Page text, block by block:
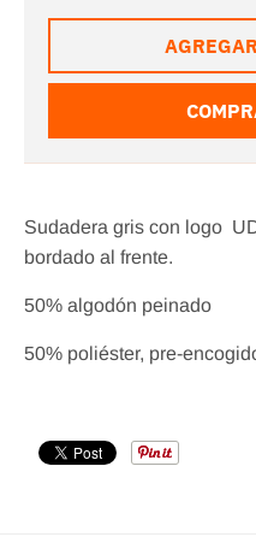
Sudadera gris con logo
bordado al frente.
50% algodón peinado
50% poliéster, pre-